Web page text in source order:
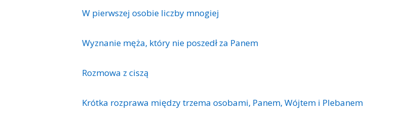
W pierwszej osobie liczby mnogiej
Wyznanie męża, który nie poszedł za Panem
Rozmowa z ciszą
Krótka rozprawa między trzema osobami, Panem, Wójtem i Plebanem